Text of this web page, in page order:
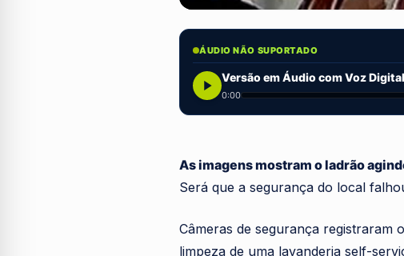
ÁUDIO NÃO SUPORTADO
Versão em Áudio com Voz Digital
0:00
As imagens mostram o ladrão
Será que a segurança do local
Câmeras de segurança registraram
limpeza de uma lavanderia self-